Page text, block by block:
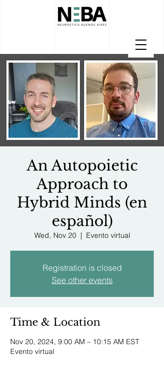
An Autopoietic
Approach to
Hybrid Minds (en
español)
Wed, Nov 20
  |
Evento virtual
Registration is closed
See other events
Time & Location
Nov 20, 2024, 9:00 AM – 10:15 AM EST
Evento virtual